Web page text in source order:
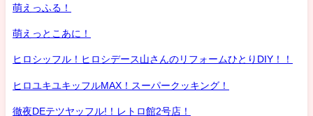
萌えっふる！
萌えっとこあに！
ヒロシッフル！ヒロシデース山さんのリフォームひとりDIY！！
ヒロユキユキッフルMAX！スーパークッキング！
徹夜DEテツヤッフル!！レトロ館2号店！